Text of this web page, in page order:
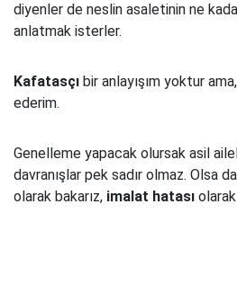
diyenler de neslin asaletinin ne
anlatmak isterler.
Kafatasçı bir anlayışım yoktur
ederim.
Genelleme yapacak olursak asil
davranışlar pek sadır olmaz. Olsa
olarak bakarız, imalat hatası